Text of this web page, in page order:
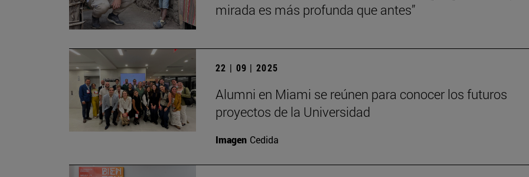
mirada es más profunda que antes”
22 | 09 | 2025
Alumni en Miami se reúnen para conocer los futuros
proyectos de la Universidad
Imagen Cedida